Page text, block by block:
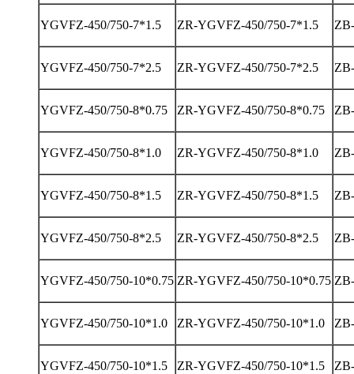
YGVFZ-450/750-7*1.5 ZR-YGVFZ-450/750-7*1.5
YGVFZ-450/750-7*2.5 ZR-YGVFZ-450/750-7*2.5
YGVFZ-450/750-8*0.75 ZR-YGVFZ-450/750-8*0.75
YGVFZ-450/750-8*1.0 ZR-YGVFZ-450/750-8*1.0
YGVFZ-450/750-8*1.5 ZR-YGVFZ-450/750-8*1.5
YGVFZ-450/750-8*2.5 ZR-YGVFZ-450/750-8*2.5
YGVFZ-450/750-10*0.75 ZR-YGVFZ-450/750-10*0.75
YGVFZ-450/750-10*1.0 ZR-YGVFZ-450/750-10*1.0
YGVFZ-450/750-10*1.5 ZR-YGVFZ-450/750-10*1.5